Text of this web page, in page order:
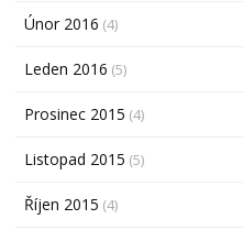
Únor 2016 (4)
Leden 2016 (5)
Prosinec 2015 (4)
Listopad 2015 (5)
Říjen 2015 (4)